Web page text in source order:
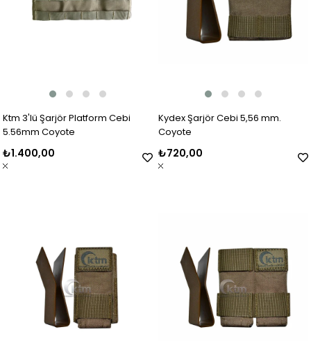
Ktm 3'lü Şarjör Platform Cebi
5.56mm Coyote
₺1.400,00
Kydex Şarjör Cebi 5,56 mm.
Coyote
₺720,00